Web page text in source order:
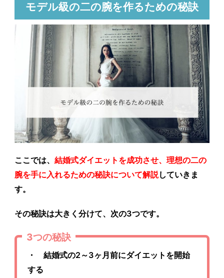
モデル級の二の腕を作るための秘訣
ここでは、結婚式ダイエットを成功させ、理想の二の
腕を手に入れるための秘訣について解説していきま
す。
その秘訣は大きく分けて、次の3つです。
3つの秘訣
・ 結婚式の2～3ヶ月前にダイエットを開始
する